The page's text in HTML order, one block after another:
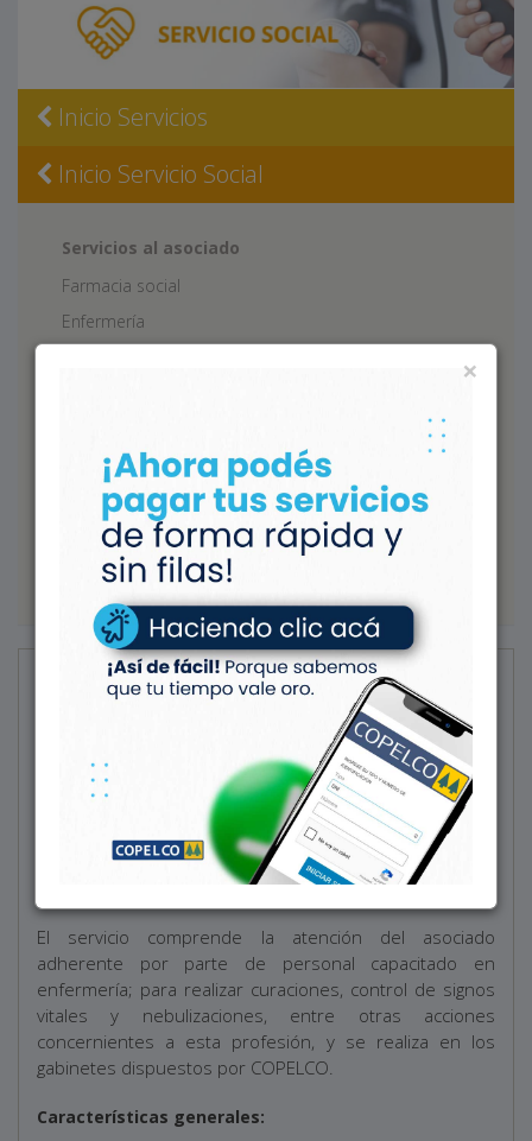
×
Inicio Servicios
Inicio Servicio Social
Servicios al asociado
Farmacia social
Enfermería
Servicios a instituciones
Capacitación al personal de Instituciones
Adhesiones
Conocé todos los beneficios a los que podés acceder
Servicios / Servicio Social
Dentro del plan de cobertura social, COPELCO
pone a disposición de sus asociados el servicio
El servicio comprende la atención del asociado
adherente por parte de personal capacitado en
enfermería; para realizar curaciones, control de signos
vitales y nebulizaciones, entre otras acciones
concernientes a esta profesión, y se realiza en los
gabinetes dispuestos por COPELCO.
Características generales: